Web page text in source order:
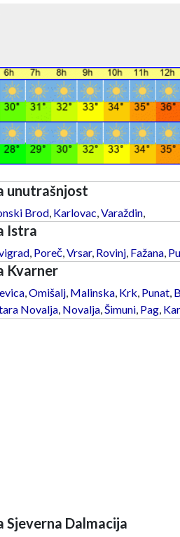
unutrašnjost
Brod, Karlovac Varaždin,
Istra
, Poreč, Vrsar, Rovinj, Fažana,
Kvarner
, Omišalj, Malinska, Krk Punat,
Novalja, Novalja, Šimuni, Pag,
Sjeverna Dalmacija